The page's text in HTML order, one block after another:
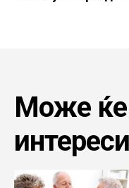
Може